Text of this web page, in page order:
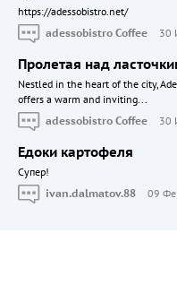
https://adessobistro.net/
adessobistro Coffee
30
Пролетая над
Nestled in the heart of the city,
offers a warm and inviting...
adessobistro Coffee
30
Едоки картофеля
Cупер!
ivan.dalmatov.88
09